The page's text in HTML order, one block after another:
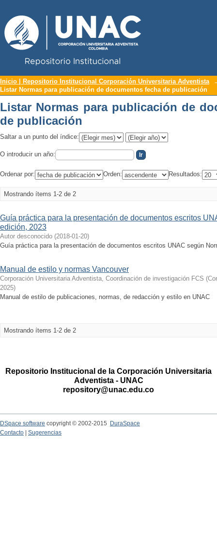
Listar Normas para publicación de
Inicio | Repositorio Institucional Corporación Universitaria Adventista
Listar Normas para publicación de documentos fecha de publicación
Listar Normas para publicación de
de publicación
Saltar a un punto del índice:
O introducir un año:
Ordenar por: Orden: Resultados:
Mostrando ítems 1-2 de 2
Guía práctica para la presentación de documentos escritos
edición, 2023
Autor desconocido (2018-01-20)
Guía práctica para la presentación de documentos escritos UNAC según
Manual de estilo y normas Vancouver
Corporación Universitaria Adventista, Coordinación de investigación FCS (
2025)
Manual de estilo de publicaciones, normas, de redacción y estilo en UNAC
Mostrando ítems 1-2 de 2
Repositorio Institucional de la Corporación Universitaria
Adventista - UNAC
repository@unac.edu.co
DSpace software copyright © 2002-2015
DuraSpace
Contacto
Sugerencias